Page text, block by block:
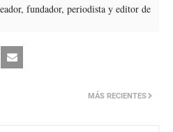
fundador, periodista y editor de
MÁS RECIENTES